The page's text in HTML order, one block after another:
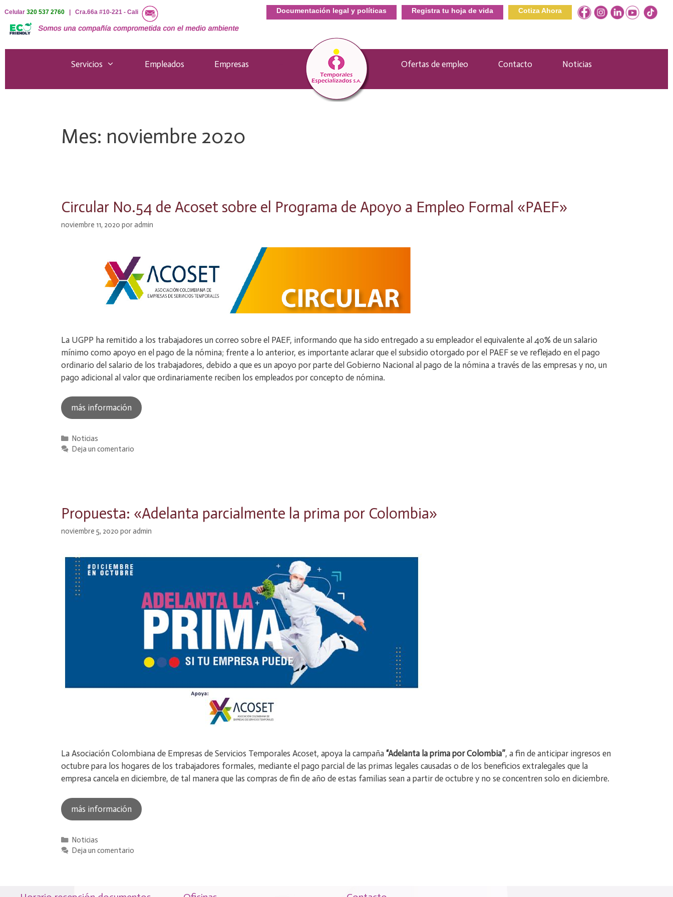
contenido
Celular 320 537 2760 | Cra.66a #10-221 - Cali Documentación legal y políticas Registra tu hoja de vida Cotiza Ahora
Servicios Empleados Empresas Ofertas de empleo Contacto Noticias
Mes: noviembre 2020
Circular No.54 de Acoset sobre el Programa de Apoyo a Empleo Formal «PAEF»
noviembre 11, 2020 poradmin
La UGPP ha remitido a los trabajadores un correo sobre el PAEF, informando que ha sido entregado a su empleador el equivalente al 40% de un salario
mínimo como apoyo en el pago de la nómina; frente a lo anterior, es importante aclarar que el subsidio otorgado por el PAEF se ve reflejado en el pago
ordinario del salario de los trabajadores, debido a que es un apoyo por parte del Gobierno Nacional al pago de la nómina a través de las empresas y no, un
pago adicional al valor que ordinariamente reciben los empleados por concepto de nómina.
más información
Categorías
Noticias
Deja un comentario
Propuesta: «Adelanta parcialmente la prima por Colombia»
noviembre 5, 2020 poradmin
La Asociación Colombiana de Empresas de Servicios Temporales Acoset, apoya la campaña “Adelanta la prima por Colombia”, a fin de anticipar ingresos en
octubre para los hogares de los trabajadores formales, mediante el pago parcial de las primas legales causadas o de los beneficios extralegales que la
empresa cancela en diciembre, de tal manera que las compras de fin de año de estas familias sean a partir de octubre y no se concentren solo en diciembre.
más información
Categorías
Noticias
Deja un comentario